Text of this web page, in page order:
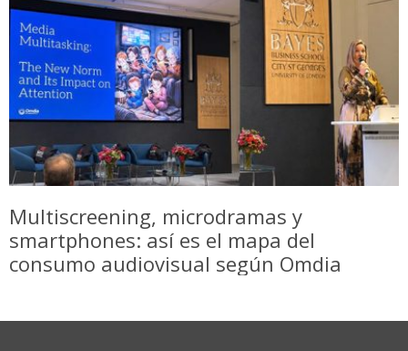
Multiscreening, microdramas y
smartphones: así es el mapa del
consumo audiovisual según Omdia